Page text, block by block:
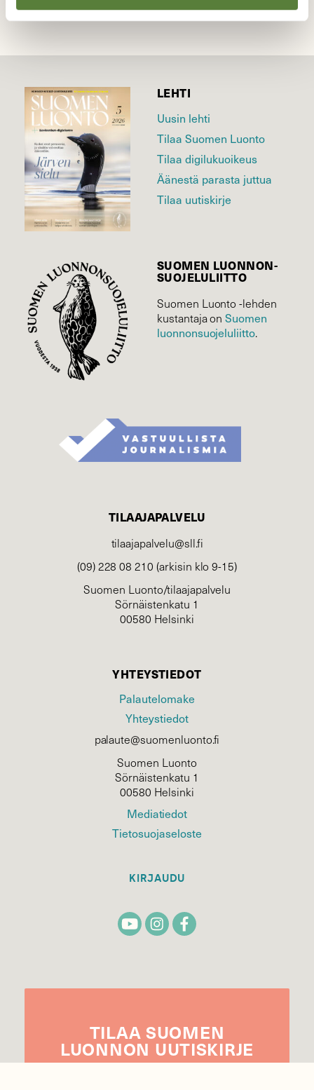
LEHTI
Uusin lehti
Tilaa Suomen Luonto
Tilaa digilukuoikeus
Äänestä parasta juttua
Tilaa uutiskirje
SUOMEN LUONNON­
SUOJELU­LIITTO
Suomen Luonto -lehden
kustantaja onSuomen
luonnonsuojelu­liitto.
TILAAJAPALVELU
tilaajapalvelu@sll.fi
(09) 228 08 210 (arkisin klo 9-15)
Suomen Luonto/tilaajapalvelu
Sörnäistenkatu 1
00580 Helsinki
YHTEYSTIEDOT
Palautelomake
Yhteystiedot
palaute@suomenluonto.fi
Suomen Luonto
Sörnäistenkatu 1
00580 Helsinki
Mediatiedot
Tietosuojaseloste
KIRJAUDU
TILAA SUOMEN
LUONNON UUTIS­KIRJE